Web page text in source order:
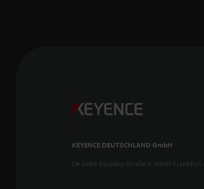
KEYENCE DEUTSCHLAND GmbH
De-Saint-Exupéry-Straße 3, 60549